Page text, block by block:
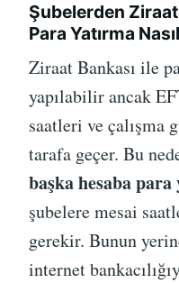
Şubelerden
Para Yatırma
Ziraat Bankası ile
yapılabilir ancak
saatleri ve çalışma
tarafa geçer. Bu
başka hesaba para
şubelere mesai
gerekir. Bunun
internet